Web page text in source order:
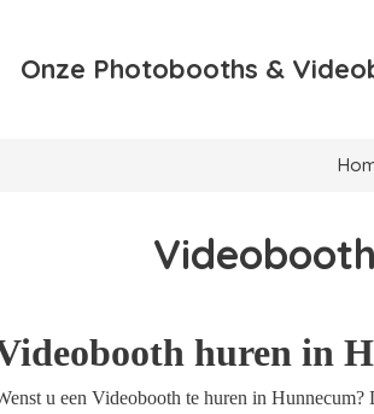
Onze Photobooths &
huren in
u een Videobooth te huren in